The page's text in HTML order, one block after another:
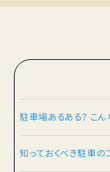
駐車場あるある？ こ
知っておくべき駐車の